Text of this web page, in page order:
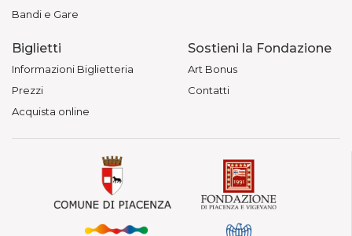
Bandi e Gare
Biglietti
Informazioni Biglietteria
Prezzi
Acquista online
Sostieni la Fondazione
Art Bonus
Contatti